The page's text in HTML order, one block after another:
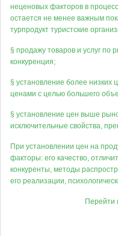
неценовых факторов в
остается не менее важным
турпродукт туристские
§ продажу товаров и услуг
конкуренция;
§ установление более
ценами с целью большего
§ установление цен выше
исключительные свойства,
При установлении цен на
факторы: его качество,
конкуренты, методы
его реализации,
Перейти